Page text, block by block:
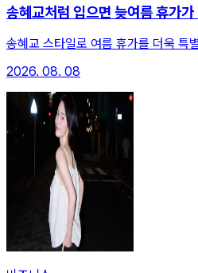
송혜교처럼 입으면 늦여름 휴가
송혜교 스타일로 여름 휴가를 더욱 특
2026. 08. 08